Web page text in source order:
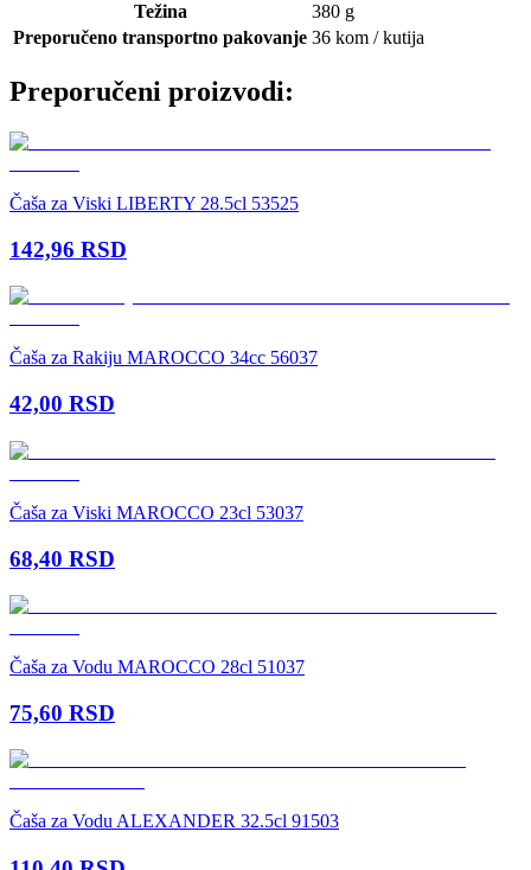
Težina
380 g
Preporučeno transportno pakovanje 36 kom / kutija
Preporučeni proizvodi:
Čaša za Viski LIBERTY 28.5cl 53525
142,96 RSD
Čaša za Rakiju MAROCCO 34cc 56037
42,00 RSD
Čaša za Viski MAROCCO 23cl 53037
68,40 RSD
Čaša za Vodu MAROCCO 28cl 51037
75,60 RSD
Čaša za Vodu ALEXANDER 32.5cl 91503